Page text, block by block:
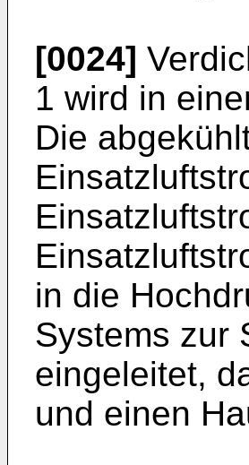
[0024]
1 wird in
Die
in die
Systems zur
eingeleitet,
und einen